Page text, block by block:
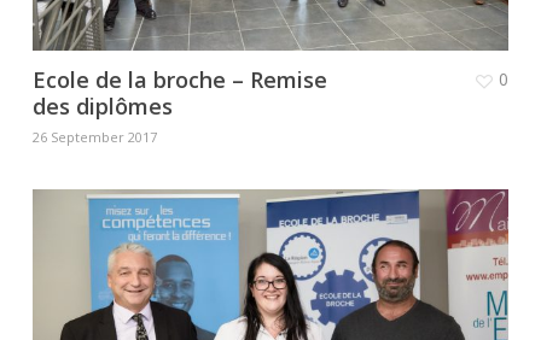
Ecole de la broche – Remise
des diplômes
26 September 2017
0